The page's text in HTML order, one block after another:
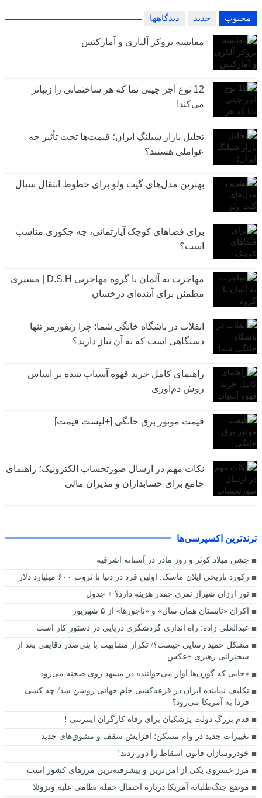
محبوب جدید دیدگاهها
مقایسه بروکر آلپاری و آمارکتس
12 نوع آجر چینی نما که هر ساختمانی را زیباتر
می‌کند!
تحلیل بازار شیلنگ ایران؛ قیمت‌ها تحت تأثیر چه
عواملی هستند؟
بهترین مدل‌های گیت ولو برای خطوط انتقال سیال
برای فضاهای کوچک آپارتمانی، چه جکوزی مناسب
است؟
مهاجرت به آلمان با گروه مهاجرتی D.S.H | مسیری
مطمئن برای آینده‌ای درخشان
انقلاب در باشگاه خانگی شما: چرا ریفورمر تنها
دستگاهی است که به آن نیاز دارید؟
راهنمای کامل خرید قهوه آسیاب شده بر اساس
روش دم‌آوری
قیمت موتور برق خانگی [+لیست قیمت]
نکات مهم در ارسال صورتحساب الکترونیک؛ راهنمای
جامع برای حسابداران و مدیران مالی
ترندترین اکسپرسی‌ها
جشن میلاد کوثر و روز مادر در آستاته اشرفیه
رکورد تاریخی ایلان ماسک: اولین فرد در دنیا با ثروت ۶۰۰ میلیارد دلار
تور ارزان شیراز نفری چقدر هزینه دارد؟ + جدول
اکران «تابستان همان سال» و «ناجورها» از ۵ شهریور
عبدالعلی زاده: راه اندازی گردشگری دریایی در دستور کار است
مشکل حمید رسایی چیست؟/ تکرار مشابهت با بنی‌صدر دقایقی بعد از
سخنرانی رهبری +عکس
«جایی که گوزن‌ها آواز می‌خوانند» در مشهد روی صحنه می‌رود
تکلیف نماینده ایران در قرعه‌کشی جام جهانی روشن شد/ چه کسی
فردا به آمریکا می‌رود؟
قدم بزرگ دولت پزشکیان برای رفاه کارگران اینترنتی !
تغییرات جدید در وام مسکن؛ افزایش سقف و مشوق‌های جدید
خودروسازان قانون اسقاط را دور زدند!
مرز خسروی یکی از امن‌ترین و پیشرفته‌ترین مرزهای کشور است
موضع جنگ‌طلبانه آمریکا درباره احتمال حمله نظامی علیه ونزوئلا